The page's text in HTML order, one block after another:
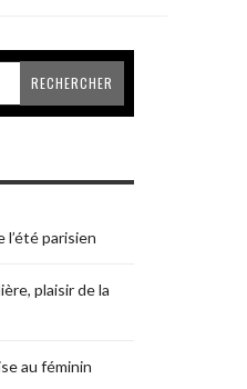
parisien
plaisir de la
au féminin